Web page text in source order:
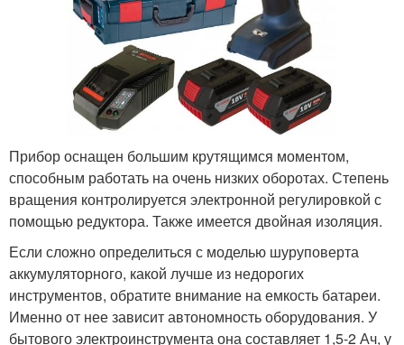
Прибор оснащен большим крутящимся моментом,
способным работать на очень низких оборотах. Степень
вращения контролируется электронной регулировкой с
помощью редуктора. Также имеется двойная изоляция.
Если сложно определиться с моделью шуруповерта
аккумуляторного, какой лучше из недорогих
инструментов, обратите внимание на емкость батареи.
Именно от нее зависит автономность оборудования. У
бытового электроинструмента она составляет 1,5-2 Ач, у